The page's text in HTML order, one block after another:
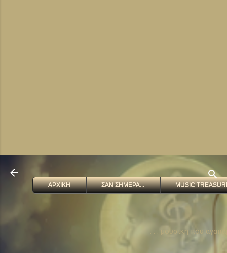
ΑΡΧΙΚΗ ΣΑΝ ΣΗΜΕΡΑ... MUSIC
. . . μουσικη που